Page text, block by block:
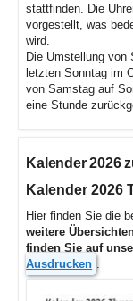
stattfinden. Die
vorgestellt, was
wird.
Die Umstellung von
letzten Sonntag im
von Samstag auf
eine Stunde
Kalender 2026
Kalender 2026
Hier finden Sie die
weitere
finden Sie auf
Ausdrucken